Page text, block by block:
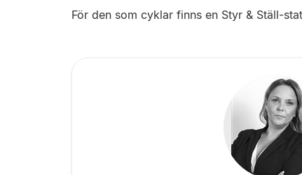
För den som cyklar finns en Styr & Ställ-